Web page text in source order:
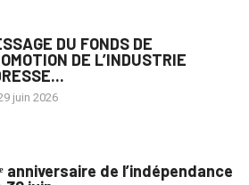
DU FONDS DE
DE L’INDUSTRIE
juin 2026
anniversaire de l’indépendance